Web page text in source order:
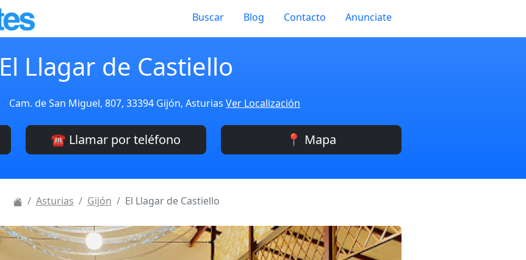
Buscar Blog Contacto Anunciate
El Llagar de Castiello
Cam. de San Miguel, 807, 33394 Gijón, Asturias Ver Localización
☎️ Llamar por teléfono 📍 Mapa
Asturias Gijón El Llagar de Castiello